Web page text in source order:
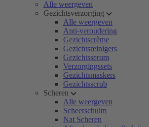
Alle weergeven
Gezichtsverzorging
Alle weergeven
Anti-veroudering
Gezichtscrème
Gezichtsreinigers
Gezichtsserum
Verzorgingssets
Gezichtsmaskers
Gezichtsscrub
Scheren
Alle weergeven
Scheerschuim
Nat Scheren